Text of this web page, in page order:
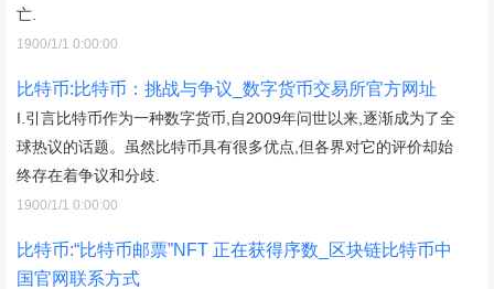
亡.
1900/1/1 0:00:00
比特币:比特币：挑战与争议_数字货币交易所官方网址
I.引言比特币作为一种数字货币,自2009年问世以来,逐渐成为了全
球热议的话题。虽然比特币具有很多优点,但各界对它的评价却始
终存在着争议和分歧.
1900/1/1 0:00:00
比特币:“比特币邮票”NFT 正在获得序数_区块链比特币中
国官网联系方式